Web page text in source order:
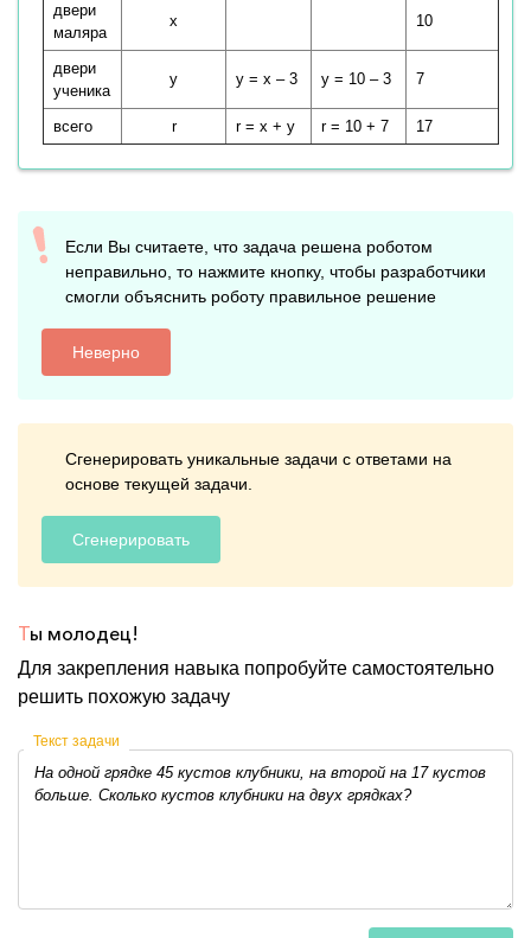
двери
маляра
x 10
двери
ученика
y y = x – 3 y = 10 – 3 7
всего r r = x + y r = 10 + 7 17
Если Вы считаете, что задача решена роботом
неправильно, то нажмите кнопку, чтобы разработчики
смогли объяснить роботу правильное решение
Неверно
Сгенерировать уникальные задачи с ответами на
основе текущей задачи.
Сгенерировать
Ты молодец!
Для закрепления навыка попробуйте самостоятельно
решить похожую задачу
Текст задачи